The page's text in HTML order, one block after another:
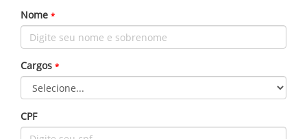
Nome *
Cargos *
CPF